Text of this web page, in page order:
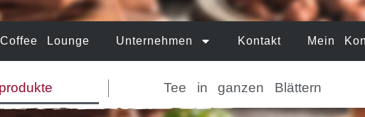
Coffee Lounge Unternehmen Kontakt Mein
Tee in ganzen Blättern